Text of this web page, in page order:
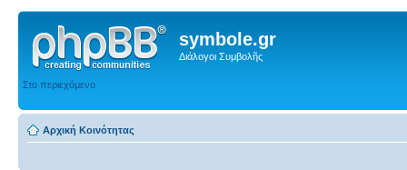
symbole.gr
Διάλογοι Συμβολῆς
Στο περιεχόμενο
Αρχική Κοινότητας